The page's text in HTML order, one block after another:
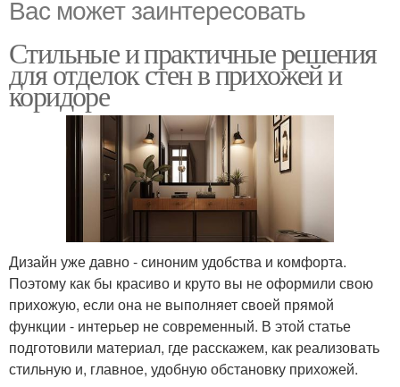
Вас может заинтересовать
Стильные и практичные решения
для отделок стен в прихожей и
коридоре
Дизайн уже давно - синоним удобства и комфорта.
Поэтому как бы красиво и круто вы не оформили свою
прихожую, если она не выполняет своей прямой
функции - интерьер не современный. В этой статье
подготовили материал, где расскажем, как реализовать
стильную и, главное, удобную обстановку прихожей.